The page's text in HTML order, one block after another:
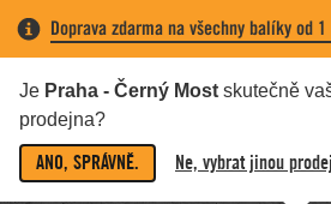
Doprava zdarma na všechny balíky od 1
Je Praha - Černý Most skutečně
prodejna?
ANO, SPRÁVNĚ. Ne, vybrat jinou